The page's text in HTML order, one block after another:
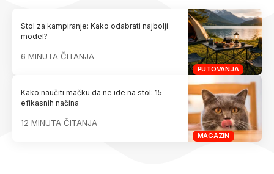
PUTOVANJA
Stol za kampiranje: Kako odabrati najbolji
model?
6 MINUTA ČITANJA
MAGAZIN
Kako naučiti mačku da ne ide na stol: 15
efikasnih načina
12 MINUTA ČITANJA